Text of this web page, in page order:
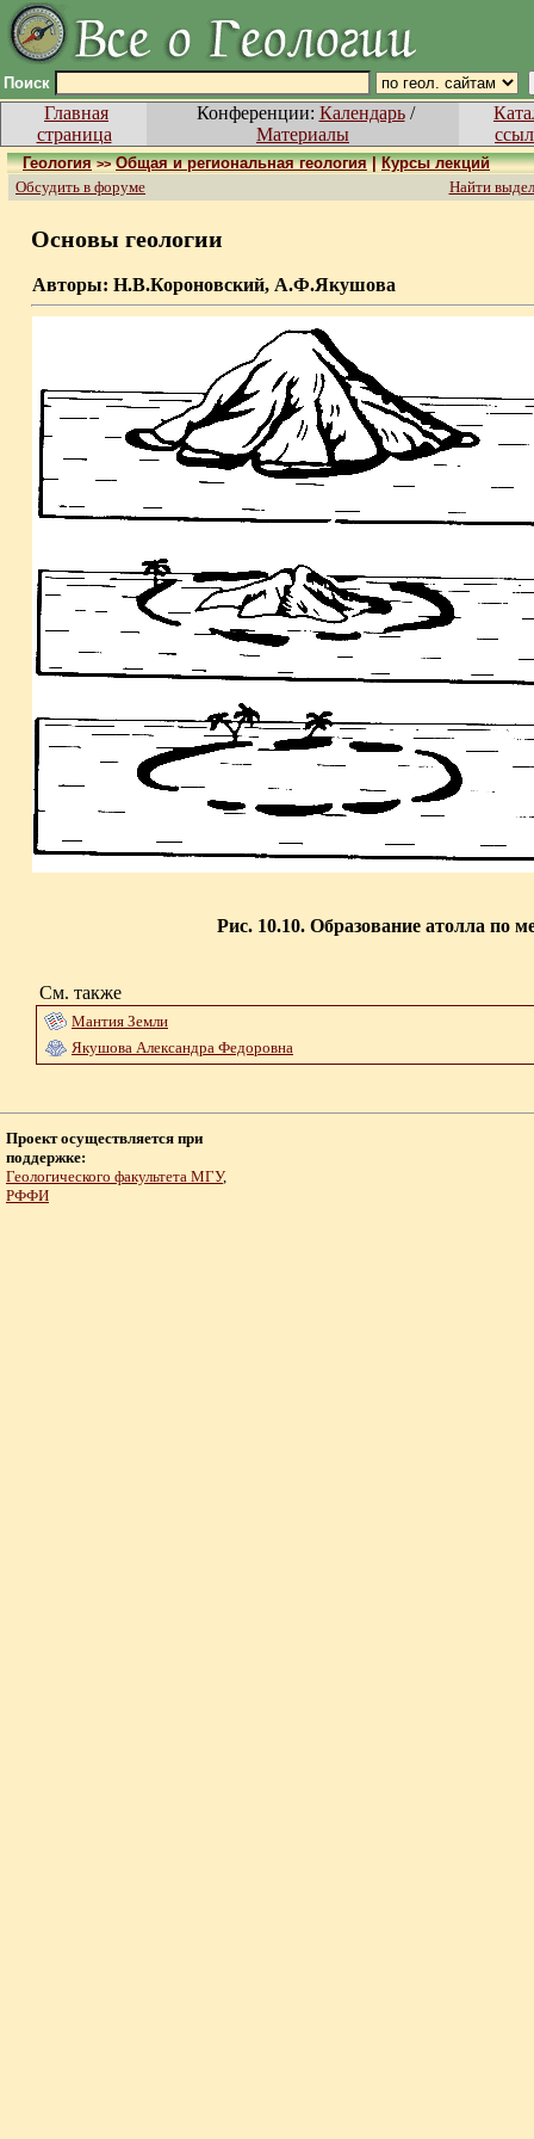
Поиск
Главная
страница
Конференции: Календарь/
Материалы
Геология >> Общая и региональная геология|Курсы лекций
Обсудить в форуме
Найти
Основы геологии
Авторы: Н.В.Короновский, А.Ф.Якушова
Рис. 10.10. Образование атолла по
См. также
Мантия Земли
Якушова Александра Федоровна
Проект осуществляется при
поддержке:
Геологического факультета МГУ,
РФФИ